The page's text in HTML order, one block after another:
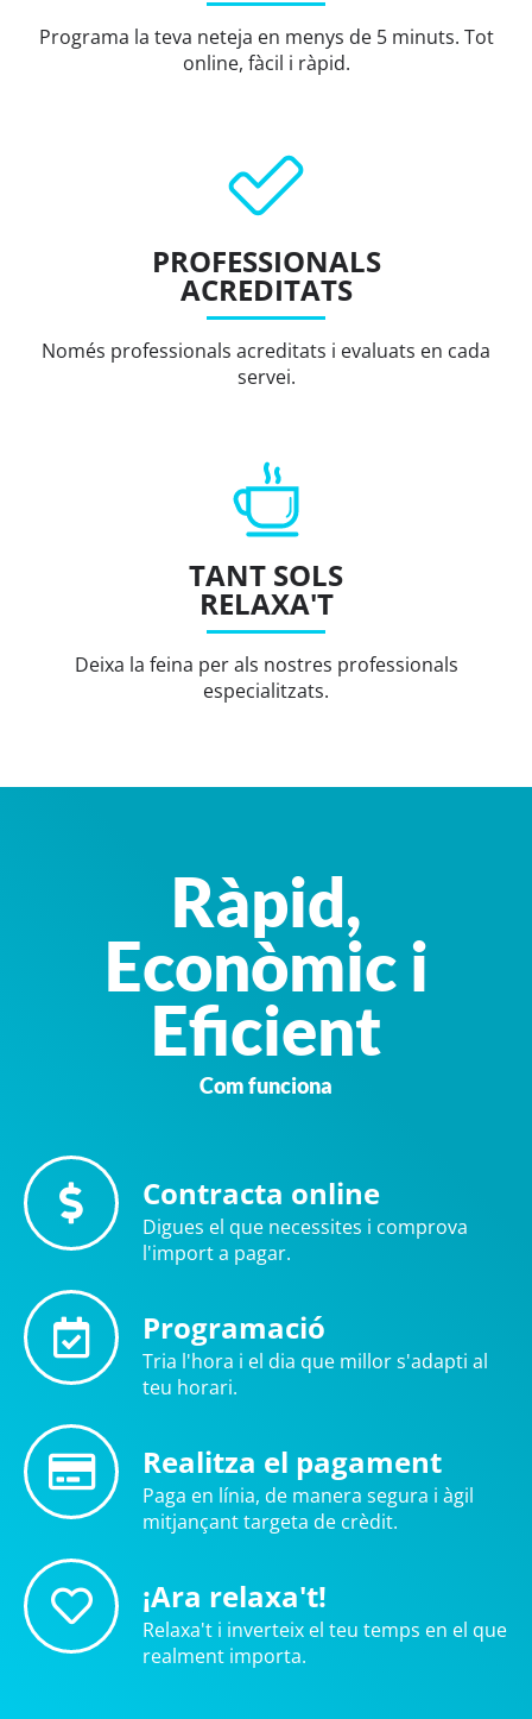
Programa la teva neteja en menys de 5 minuts. Tot
online, fàcil i ràpid.
PROFESSIONALS
ACREDITATS
Només professionals acreditats i evaluats en cada
servei.
TANT SOLS
RELAXA'T
Deixa la feina per als nostres professionals
especialitzats.
Ràpid,
Econòmic i
Eficient
Com funciona
Contracta online
Digues el que necessites i comprova
l'import a pagar.
Programació
Tria l'hora i el dia que millor s'adapti al
teu horari.
Realitza el pagament
Paga en línia, de manera segura i àgil
mitjançant targeta de crèdit.
¡Ara relaxa't!
Relaxa't i inverteix el teu temps en el que
realment importa.